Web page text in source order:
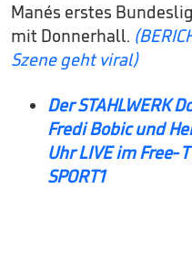
Manés erstes
mit Donnerhall.
Szene geht viral)
Der STAHLWERK
Fredi Bobic und
Uhr LIVE im Free-
SPORT1